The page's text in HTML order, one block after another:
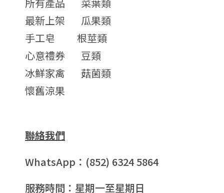
最新上架
瓜果類
手工皂
根莖類
心意禮券
豆類
冰鮮家禽
菇菌類
懷舊涼果
聯絡我們
WhatsApp：(852) 6324 5864
服務時間：星期一至星期日